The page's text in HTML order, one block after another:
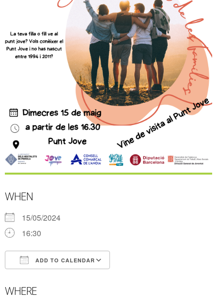
WHEN
15/05/2024
16:30
ADD TO CALENDAR
WHERE